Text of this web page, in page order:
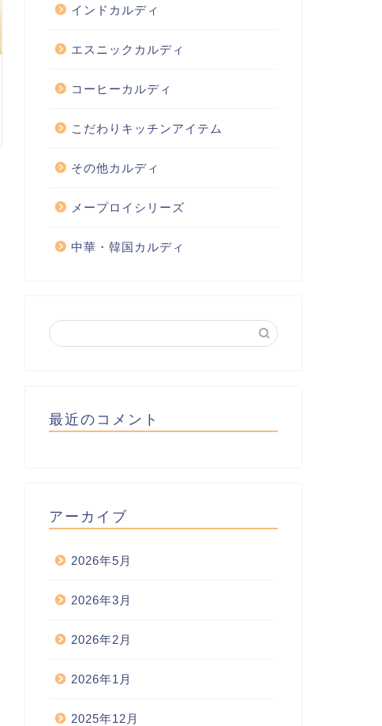
インドカルディ
エスニックカルディ
コーヒーカルディ
こだわりキッチンアイテム
その他カルディ
メープロイシリーズ
中華・韓国カルディ
最近のコメント
アーカイブ
2026年5月
2026年3月
2026年2月
2026年1月
2025年12月